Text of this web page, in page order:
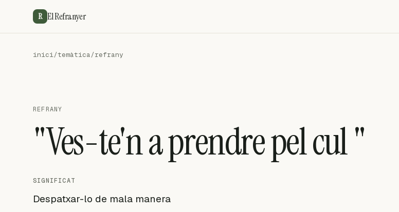
R El Refranyer
inici/temàtica/refrany
REFRANY
"Ves-te'n a prendre pel cul "
SIGNIFICAT
Despatxar-lo de mala manera